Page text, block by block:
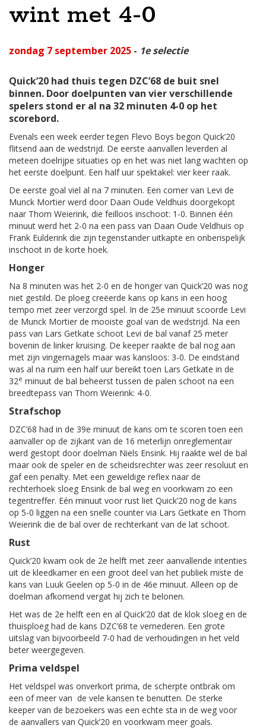
wint met 4-0
zondag 7 september 2025 - 1e selectie
Quick’20 had thuis tegen DZC’68 de buit snel
binnen. Door doelpunten van vier verschillende
spelers stond er al na 32 minuten 4-0 op het
scorebord.
Evenals een week eerder tegen Flevo Boys begon Quick’20
flitsend aan de wedstrijd. De eerste aanvallen leverden al
meteen doelrijpe situaties op en het was niet lang wachten op
het eerste doelpunt. Een half uur spektakel: vier keer raak.
De eerste goal viel al na 7 minuten. Een corner van Levi de
Munck Mortier werd door Daan Oude Veldhuis doorgekopt
naar Thom Weierink, die feilloos inschoot: 1-0. Binnen één
minuut werd het 2-0 na een pass van Daan Oude Veldhuis op
Frank Eulderink die zijn tegenstander uitkapte en onberispelijk
inschoot in de korte hoek.
Honger
Na 8 minuten was het 2-0 en de honger van Quick’20 was nog
niet gestild. De ploeg creëerde kans op kans in een hoog
tempo met zeer verzorgd spel. In de 25e minuut scoorde Levi
de Munck Mortier de mooiste goal van de wedstrijd. Na een
pass van Lars Getkate schoot Levi de bal vanaf 25 meter
bovenin de linker kruising. De keeper raakte de bal nog aan
met zijn vingernagels maar was kansloos: 3-0. De eindstand
was al na ruim een half uur bereikt toen Lars Getkate in de
32e minuut de bal beheerst tussen de palen schoot na een
breedtepass van Thom Weierink: 4-0.
Strafschop
DZC’68 had in de 39e minuut de kans om te scoren toen een
aanvaller op de zijkant van de 16 meterlijn onreglementair
werd gestopt door doelman Niels Ensink. Hij raakte wel de bal
maar ook de speler en de scheidsrechter was zeer resoluut en
gaf een penalty. Met een geweldige reflex naar de
rechterhoek sloeg Ensink de bal weg en voorkwam zo een
tegentreffer. Eén minuut voor rust liet Quick’20 nog de kans
op 5-0 liggen na een snelle counter via Lars Getkate en Thom
Weierink die de bal over de rechterkant van de lat schoot.
Rust
Quick’20 kwam ook de 2e helft met zeer aanvallende intenties
uit de kleedkamer en een groot deel van het publiek miste de
kans van Luuk Geelen op 5-0 in de 46e minuut. Alleen op de
doelman afkomend vergat hij zich te belonen.
Het was de 2e helft een en al Quick’20 dat de klok sloeg en de
thuisploeg had de kans DZC’68 te vernederen. Een grote
uitslag van bijvoorbeeld 7-0 had de verhoudingen in het veld
beter weergegeven.
Prima veldspel
Het veldspel was onverkort prima, de scherpte ontbrak om
een of meer van de vele kansen te benutten. De sterke
keeper van de bezoekers was een echte sta in de weg voor
de aanvallers van Quick’20 en voorkwam meer goals.